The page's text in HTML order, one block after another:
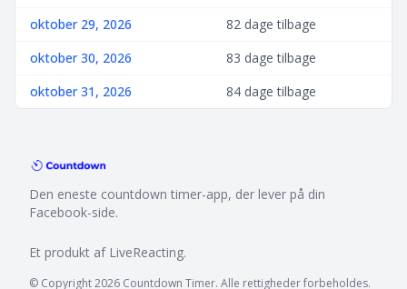
oktober 29, 2026
82 dage tilbage
oktober 30, 2026
83 dage tilbage
oktober 31, 2026
84 dage tilbage
Den eneste countdown timer-app, der lever på din
Facebook-side.
Et produkt af LiveReacting.
© Copyright 2026 Countdown Timer. Alle rettigheder forbeholdes.